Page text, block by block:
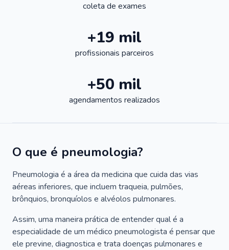
coleta de exames
+19 mil
profissionais parceiros
+50 mil
agendamentos realizados
O que é pneumologia?
Pneumologia é a área da medicina que cuida das vias
aéreas inferiores, que incluem traqueia, pulmões,
brônquios, bronquíolos e alvéolos pulmonares.
Assim, uma maneira prática de entender qual é a
especialidade de um médico pneumologista é pensar que
ele previne, diagnostica e trata doenças pulmonares e